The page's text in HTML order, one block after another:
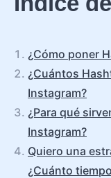
¿Cómo poner
¿Cuántos
Instagram?
¿Para qué
Instagram?
Quiero una
¿Cuánto